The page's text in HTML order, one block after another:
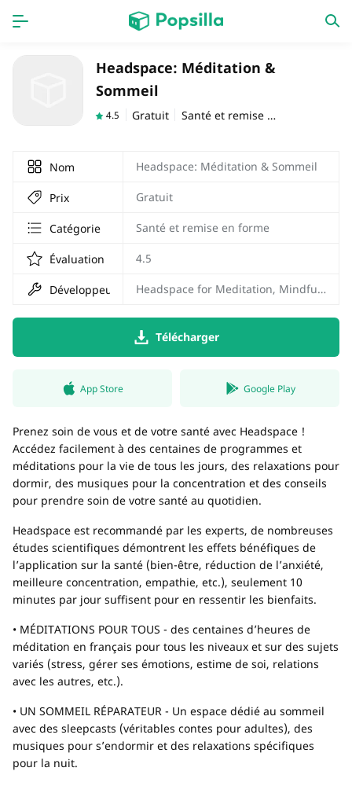
PAGE D'ACCUEIL APPS
Headspace: Méditation &
Sommeil
4.5 Gratuit Santé et remise en forme
Nom Headspace: Méditation & Sommeil
Prix Gratuit
Catégorie Santé et remise en forme
Évaluation 4.5
Développeur Headspace for Meditation, Mindfulness and Sleep
Télécharger
App Store Google Play
Prenez soin de vous et de votre santé avec Headspace !
Accédez facilement à des centaines de programmes et
méditations pour la vie de tous les jours, des relaxations pour
dormir, des musiques pour la concentration et des conseils
pour prendre soin de votre santé au quotidien.
Headspace est recommandé par les experts, de nombreuses
études scientifiques démontrent les effets bénéfiques de
l’application sur la santé (bien-être, réduction de l’anxiété,
meilleure concentration, empathie, etc.), seulement 10
minutes par jour suffisent pour en ressentir les bienfaits.
• MÉDITATIONS POUR TOUS - des centaines d’heures de
méditation en français pour tous les niveaux et sur des sujets
variés (stress, gérer ses émotions, estime de soi, relations
avec les autres, etc.).
• UN SOMMEIL RÉPARATEUR - Un espace dédié au sommeil
avec des sleepcasts (véritables contes pour adultes), des
musiques pour s’endormir et des relaxations spécifiques
pour la nuit.